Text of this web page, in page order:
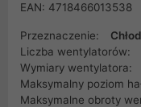
EAN: 4718466013538
Przeznaczenie:
Liczba wentylatorów:
Wymiary wentylatora:
Maksymalny poziom
Maksymalne obroty